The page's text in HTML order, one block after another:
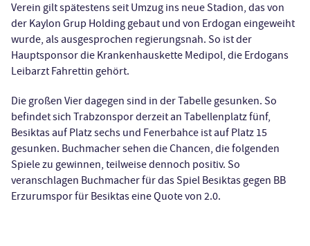
Verein gilt spätestens seit Umzug ins neue Stadion, das von
der Kaylon Grup Holding gebaut und von Erdogan eingeweiht
wurde, als ausgesprochen regierungsnah. So ist der
Hauptsponsor die Krankenhauskette Medipol, die Erdogans
Leibarzt Fahrettin gehört.
Die großen Vier dagegen sind in der Tabelle gesunken. So
befindet sich Trabzonspor derzeit an Tabellenplatz fünf,
Besiktas auf Platz sechs und Fenerbahce ist auf Platz 15
gesunken. Buchmacher sehen die Chancen, die folgenden
Spiele zu gewinnen, teilweise dennoch positiv. So
veranschlagen Buchmacher für das Spiel Besiktas gegen BB
Erzurumspor für Besiktas eine Quote von 2.0.